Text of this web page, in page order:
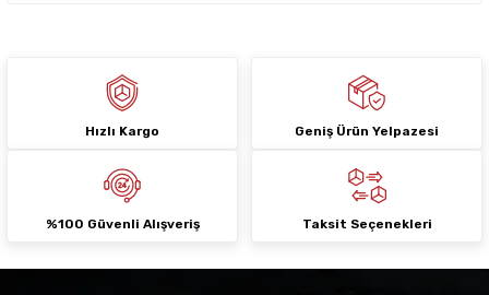
Hızlı Kargo Geniş Ürün Yelpazesi
%100 Güvenli Alışveriş Taksit Seçenekleri